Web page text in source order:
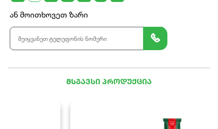
ან მოითხოვეთ ზარი
მსგავსი პროდუქცია